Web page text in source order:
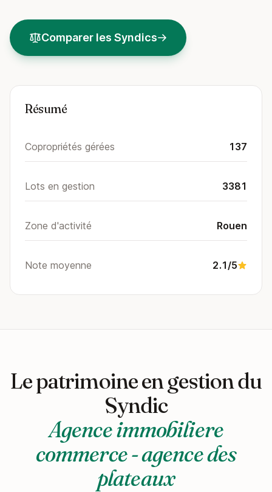
Comparer les Syndics
Résumé
Copropriétés gérées 137
Lots en gestion 3381
Zone d'activité Rouen
Note moyenne 2.1/5
Le patrimoine en gestion du
Syndic
Agence immobiliere
commerce - agence des
plateaux